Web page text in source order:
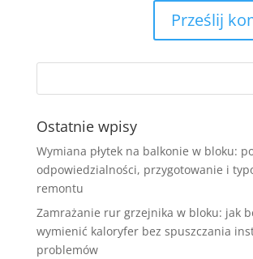
Ostatnie wpisy
Wymiana płytek na balkonie w bloku:
odpowiedzialności, przygotowanie i
remontu
Zamrażanie rur grzejnika w bloku: jak
wymienić kaloryfer bez spuszczania
problemów